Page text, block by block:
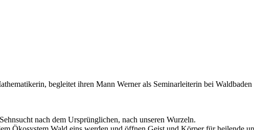
begleitet ihren Mann Werner als Seminarleiterin bei
nach dem Ursprünglichen, nach unseren Wurzeln.